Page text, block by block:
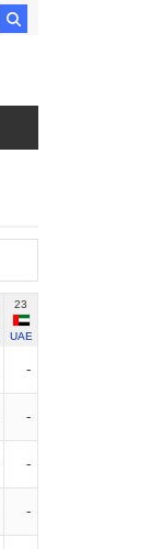
23
UAE
-
-
-
-